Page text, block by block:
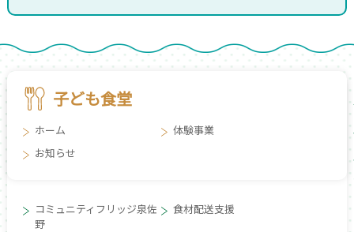
子ども食堂
ホーム
体験事業
お知らせ
コミュニティフリッジ泉佐
野
食材配送支援